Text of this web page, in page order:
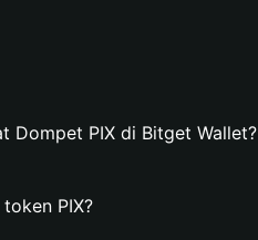
Dompet PIX di Bitget Wallet?
PIX?